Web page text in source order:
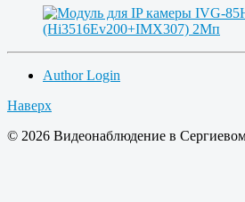
Author Login
Наверх
© 2026 Видеонаблюдение в